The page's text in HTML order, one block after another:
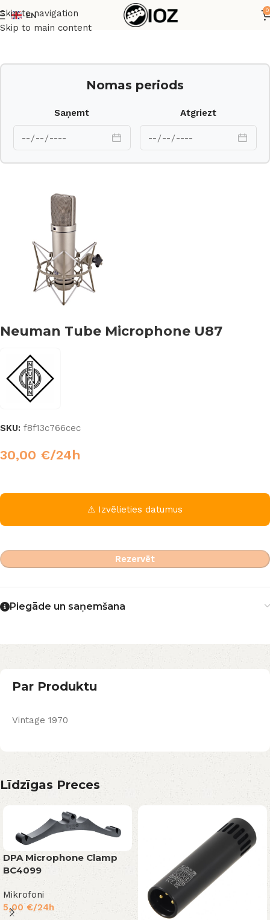
Skip to navigation
Skip to main content
EN
0
Sākums Mikrofoni
Nomas periods
Saņemt Atgriezt
Neuman Tube Microphone U87
SKU: f8f13c766cec
30,00 €/24h
⚠ Izvēlieties datumus
Rezervēt
Piegāde un saņemšana
Par Produktu
Vintage 1970
Līdzīgas Preces
DPA Microphone Clamp
BC4099
Mikrofoni
5,00 €/24h